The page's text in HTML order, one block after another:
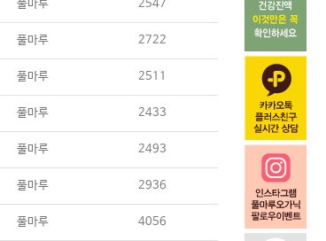
풀마루 2547
풀마루 2722
풀마루 2511
풀마루 2433
풀마루 2493
풀마루 2936
풀마루 4056